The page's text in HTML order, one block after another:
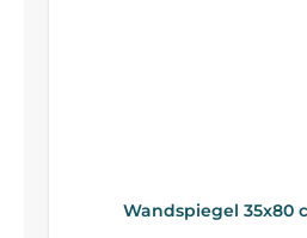
Wandspiegel 35x80